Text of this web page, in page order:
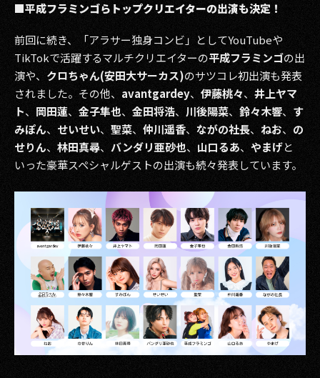
■平成フラミンゴらトップクリエイターの出演も決定！
前回に続き、「アラサー独身コンビ」としてYouTubeや
TikTokで活躍するマルチクリエイターの平成フラミンゴの出
演や、 クロちゃん(安田大サーカス)のサツコレ初出演も発表
されました。その他、 avantgardey、 伊藤桃々、 井上ヤマ
ト、 岡田蓮、 金子隼也、 金田将浩、 川後陽菜、 鈴々木響、 す
みぽん、 せいせい、 聖菜、 仲川遥香、 ながの社長、 ねお、 の
せりん、 林田真尋、 バンダリ亜砂也、 山口るあ、 やまげと
いった豪華スペシャルゲストの出演も続々発表しています。